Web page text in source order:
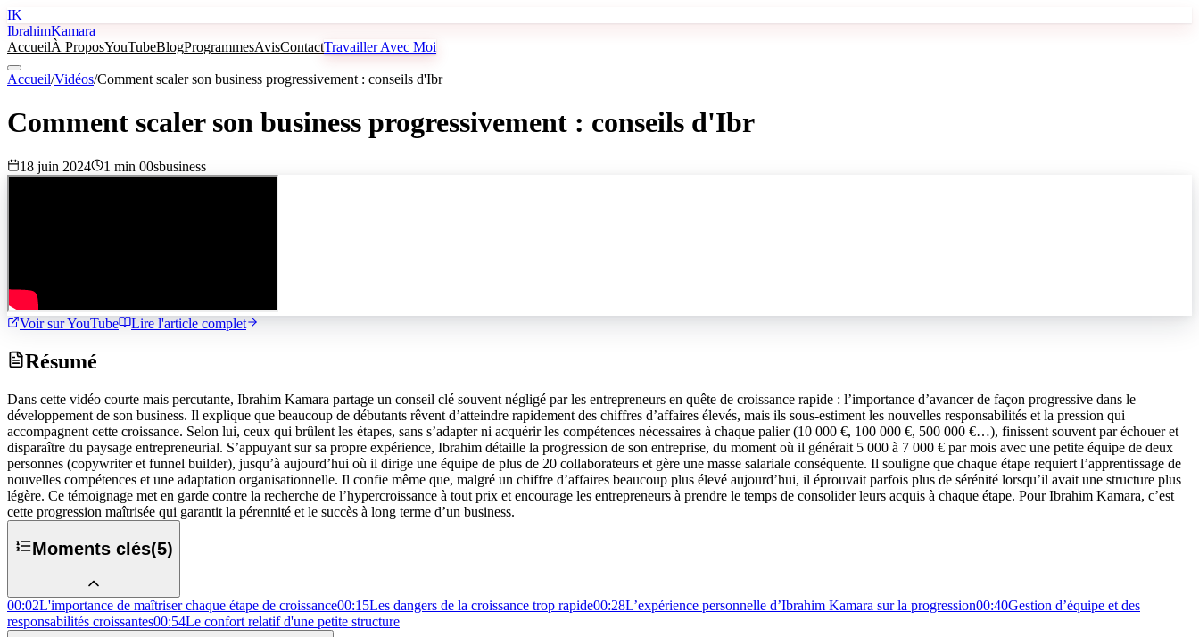
IK
IbrahimKamara
AccueilÀ ProposYouTubeBlogProgrammesAvisContactTravailler Avec Moi
Accueil/Vidéos/Comment scaler son business progressivement : conseils d'Ibr
Comment scaler son business progressivement : conseils d'Ibr
18 juin 2024 1 min 00sbusiness
Voir sur YouTube Lire l'article complet
Résumé
Dans cette vidéo courte mais percutante, Ibrahim Kamara partage un conseil clé souvent négligé par les entrepreneurs en quête de croissance rapide : l’importance d’avancer de façon progressive dans le
développement de son business. Il explique que beaucoup de débutants rêvent d’atteindre rapidement des chiffres d’affaires élevés, mais ils sous-estiment les nouvelles responsabilités et la pression qui
accompagnent cette croissance. Selon lui, ceux qui brûlent les étapes, sans s’adapter ni acquérir les compétences nécessaires à chaque palier (10 000 €, 100 000 €, 500 000 €…), finissent souvent par échouer et
disparaître du paysage entrepreneurial. S’appuyant sur sa propre expérience, Ibrahim détaille la progression de son entreprise, du moment où il générait 5 000 à 7 000 € par mois avec une petite équipe de deux
personnes (copywriter et funnel builder), jusqu’à aujourd’hui où il dirige une équipe de plus de 20 collaborateurs et gère une masse salariale conséquente. Il souligne que chaque étape requiert l’apprentissage de
nouvelles compétences et une adaptation organisationnelle. Il confie même que, malgré un chiffre d’affaires beaucoup plus élevé aujourd’hui, il éprouvait parfois plus de sérénité lorsqu’il avait une structure plus
légère. Ce témoignage met en garde contre la recherche de l’hypercroissance à tout prix et encourage les entrepreneurs à prendre le temps de consolider leurs acquis à chaque étape. Pour Ibrahim Kamara, c’est
cette progression maîtrisée qui garantit la pérennité et le succès à long terme d’un business.
Moments clés(5)
00:02L'importance de maîtriser chaque étape de croissance00:15Les dangers de la croissance trop rapide00:28L’expérience personnelle d’Ibrahim Kamara sur la progression00:40Gestion d’équipe et des
responsabilités croissantes00:54Le confort relatif d'une petite structure